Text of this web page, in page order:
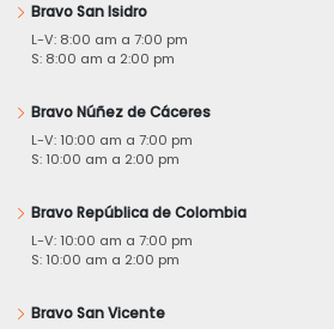
Bravo San Isidro
L-V: 8:00 am a 7:00 pm
S: 8:00 am a 2:00 pm
Bravo Núñez de Cáceres
L-V: 10:00 am a 7:00 pm
S: 10:00 am a 2:00 pm
Bravo República de Colombia
L-V: 10:00 am a 7:00 pm
S: 10:00 am a 2:00 pm
Bravo San Vicente